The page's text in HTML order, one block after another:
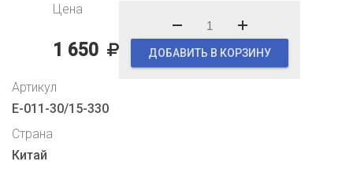
Цена
1 650 ДОБАВИТЬ В КОРЗИНУ
Артикул
E-011-30/15-330
Страна
Китай